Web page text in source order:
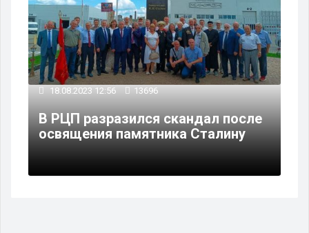
18.08.2023 12:56 13696
В РЦП разразился скандал после
освящения памятника Сталину